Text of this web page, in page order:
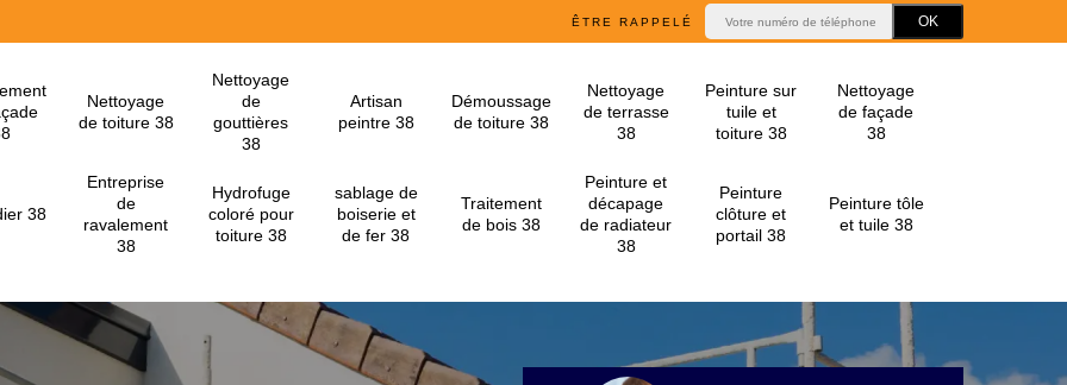
ÊTRE RAPPELÉ
Nettoyage
de toiture 38
Nettoyage
de
gouttières
38
Artisan
peintre 38
Démoussage
de toiture 38
Nettoyage
de terrasse
38
Peinture sur
tuile et
toiture 38
Nettoyage
de façade
38
38
Entreprise
de
ravalement
38
Hydrofuge
coloré pour
toiture 38
sablage de
boiserie et
de fer 38
Traitement
de bois 38
Peinture et
décapage
de radiateur
38
Peinture
clôture et
portail 38
Peinture tôle
et tuile 38